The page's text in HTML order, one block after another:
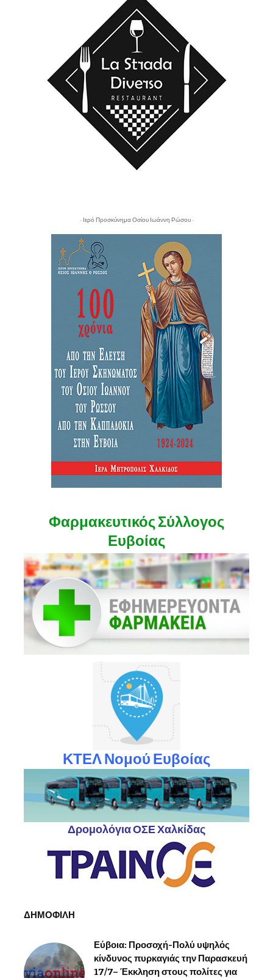
- Ιερό Προσκύνημα Οσίου Ιωάννη Ρώσου -
Φαρμακευτικός Σύλλογος
Ευβοίας
ΚΤΕΛ Νομού Ευβοίας
Δρομολόγια ΟΣΕ Χαλκίδας
ΔΗΜΟΦΙΛΗ
Εύβοια: Προσοχή-Πολύ υψηλός
κίνδυνος πυρκαγιάς την Παρασκευή
17/7– Έκκληση στους πολίτες για